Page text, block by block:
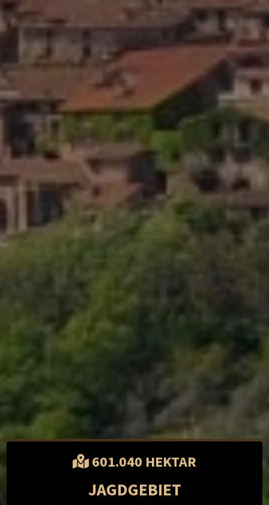
601.040 HEKTAR
JAGDGEBIET